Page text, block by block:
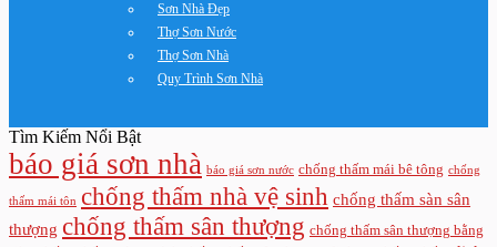
Sơn Nhà Đẹp
Thợ Sơn Nước
Thợ Sơn Nhà
Quy Trình Sơn Nhà
Tìm Kiếm Nổi Bật
báo giá sơn nhà báo giá sơn nước chống thấm mái bê tông chống
thấm mái tôn chống thấm nhà vệ sinh chống thấm sàn sân
thượng chống thấm sân thượng chống thấm sân thượng bằng